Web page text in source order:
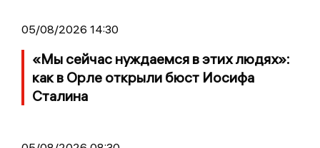
05/08/2026 14:30
«Мы сейчас нуждаемся в этих людях»:
как в Орле открыли бюст Иосифа
Сталина